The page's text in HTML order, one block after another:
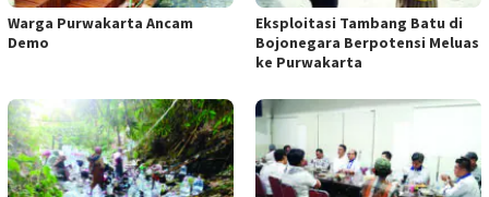
Warga Purwakarta Ancam
Demo
Eksploitasi Tambang Batu di
Bojonegara Berpotensi Meluas
ke Purwakarta